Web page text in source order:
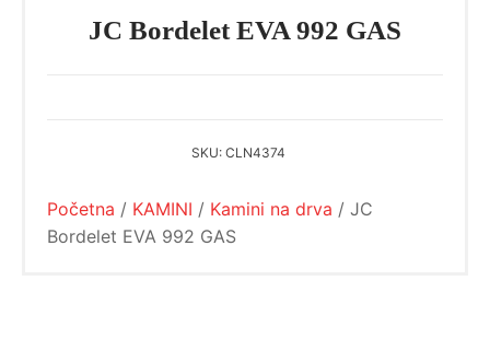
JC Bordelet EVA 992 GAS
SKU: CLN4374
Početna / KAMINI / Kamini na drva / JC
Bordelet EVA 992 GAS